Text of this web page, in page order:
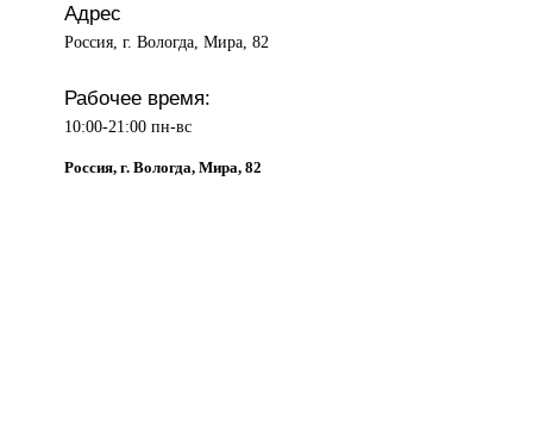
Адрес
Россия, г. Вологда, Мира, 82
Рабочее время:
10:00-21:00 пн-вс
Россия, г. Вологда, Мира, 82